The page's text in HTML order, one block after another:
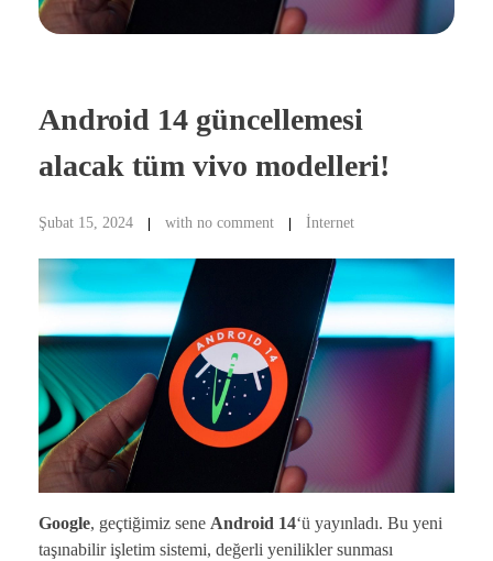
Android 14 güncellemesi
alacak tüm vivo modelleri!
Şubat 15, 2024 with no comment İnternet
Google, geçtiğimiz sene Android 14‘ü yayınladı. Bu yeni
taşınabilir işletim sistemi, değerli yenilikler sunması